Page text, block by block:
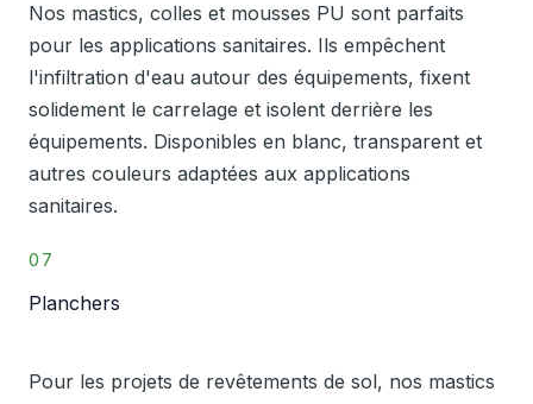
Nos mastics, colles et mousses PU sont parfaits
pour les applications sanitaires. Ils empêchent
l'infiltration d'eau autour des équipements, fixent
solidement le carrelage et isolent derrière les
équipements. Disponibles en blanc, transparent et
autres couleurs adaptées aux applications
sanitaires.
07
Planchers
Pour les projets de revêtements de sol, nos mastics